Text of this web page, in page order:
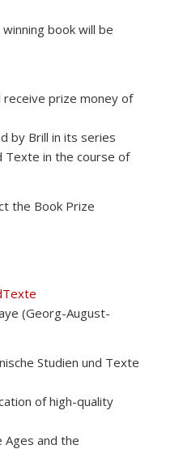
book will be
prize money of
by Brill in its series
Texte in the course of
the Book Prize
(Georg-August-
Studien und Texte
of high-quality
and the